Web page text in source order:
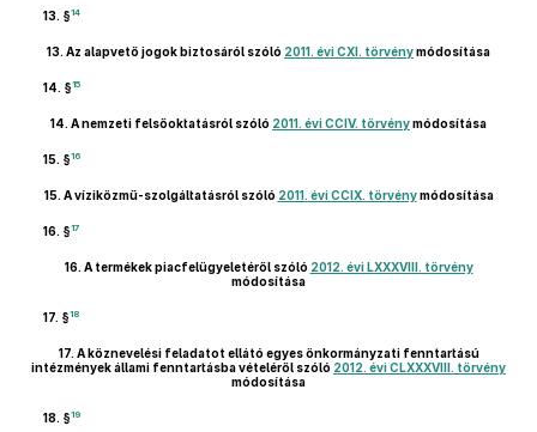
13. §14
13. Az alapvető jogok biztosáról szóló 2011. évi CXI. törvénymódosítása
14. §15
14. A nemzeti felsőoktatásról szóló 2011. évi CCIV. törvénymódosítása
15. §16
15. A víziközmű-szolgáltatásról szóló 2011. évi CCIX. törvénymódosítása
16. §17
16. A termékek piacfelügyeletéről szóló 2012. évi LXXXVIII. törvény
módosítása
17. §18
17. A köznevelési feladatot ellátó egyes önkormányzati fenntartású
intézmények állami fenntartásba vételéről szóló 2012. évi CLXXXVIII. törvény
módosítása
18. §19